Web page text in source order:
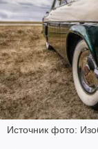
Источник фото: